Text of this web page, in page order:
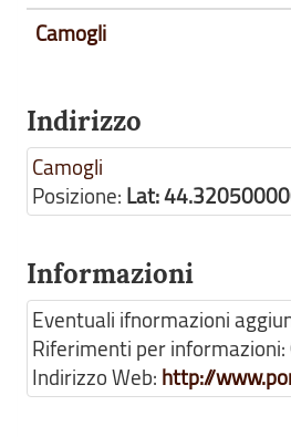
Camogli
Indirizzo
Camogli
Posizione: Lat:
Informazioni
Eventuali ifnormazioni
Riferimenti per informazioni:
Indirizzo Web: http://